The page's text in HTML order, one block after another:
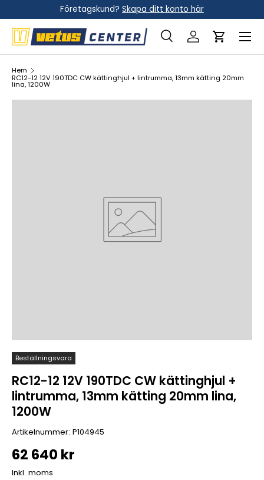
Hoppa till innehållet
Företagskund? Skapa ditt konto här
Sök
Sök Logga inVagn
Meny
Hem
RC12-12 12V 190TDC CW kättinghjul + lintrumma, 13mm kätting 20mm
lina, 1200W
Beställningsvara
RC12-12 12V 190TDC CW kättinghjul +
lintrumma, 13mm kätting 20mm lina,
1200W
Artikelnummer: P104945
62 640 kr
Inkl. moms